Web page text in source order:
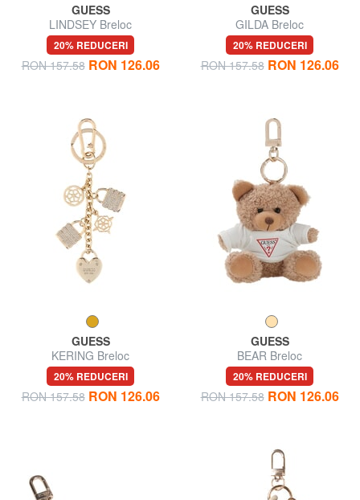
GUESS
LINDSEY Breloc
20% REDUCERI
RON 157.58 RON 126.06
GUESS
GILDA Breloc
20% REDUCERI
RON 157.58 RON 126.06
GUESS
KERING Breloc
20% REDUCERI
RON 157.58 RON 126.06
GUESS
BEAR Breloc
20% REDUCERI
RON 157.58 RON 126.06